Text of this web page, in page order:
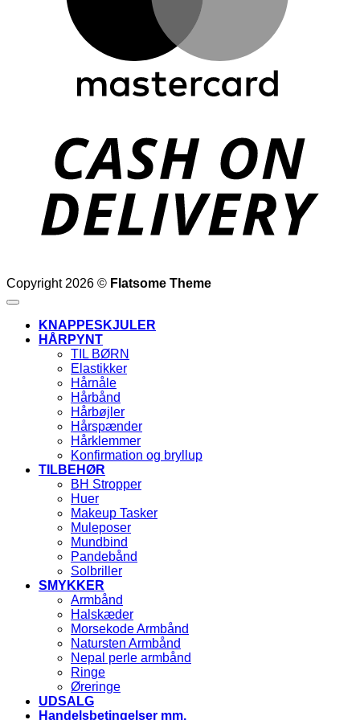
Copyright 2026 © Flatsome Theme
KNAPPESKJULER
HÅRPYNT
TIL BØRN
Elastikker
Hårnåle
Hårbånd
Hårbøjler
Hårspænder
Hårklemmer
Konfirmation og bryllup
TILBEHØR
BH Stropper
Huer
Makeup Tasker
Muleposer
Mundbind
Pandebånd
Solbriller
SMYKKER
Armbånd
Halskæder
Morsekode Armbånd
Natursten Armbånd
Nepal perle armbånd
Ringe
Øreringe
UDSALG
Handelsbetingelser mm.